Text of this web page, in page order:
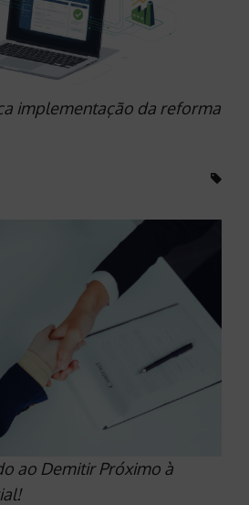
implementação da reforma
ao Demitir Próximo à